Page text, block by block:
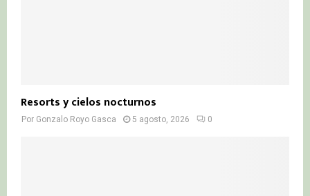
Resorts y cielos nocturnos
Por Gonzalo Royo Gasca 5 agosto, 2026 0